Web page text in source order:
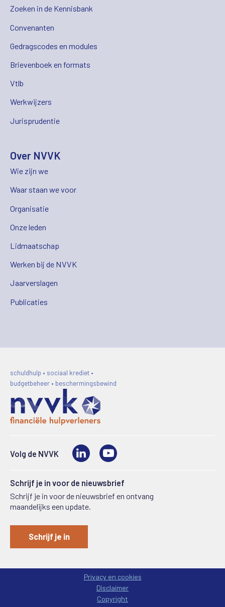
Zoeken in de Kennisbank
Convenanten
Gedragscodes en modules
Brievenboek en formats
Vtlb
Werkwijzers
Jurisprudentie
Over NVVK
Wie zijn we
Waar staan we voor
Organisatie
Onze leden
Lidmaatschap
Werken bij de NVVK
Jaarverslagen
Publicaties
schuldhulp • sociaal krediet •
budgetbeheer • beschermingsbewind
Volg de NVVK LinkedIn
Schrijf je in voor de nieuwsbrief
Schrijf je in voor de nieuwsbrief en ontvang
maandelijks een update.
Schrijf je in
Privacy en cookies
Disclaimer
Copyright